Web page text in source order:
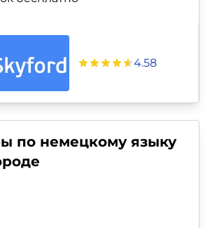
4.58
по немецкому языку